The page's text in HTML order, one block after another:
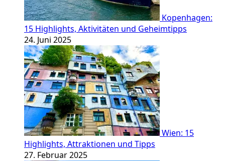
Kopenhagen:
15 Highlights, Aktivitäten und Geheimtipps
24. Juni 2025
Wien: 15
Highlights, Attraktionen und Tipps
27. Februar 2025